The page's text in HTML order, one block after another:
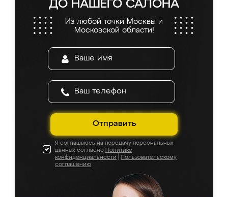
ДО НАШЕГО САЛОНА
Из любой точки Москвы и
Московской области!
Отправить
Я соглашаюсь на передачу персональных
данных согласно Политике
конфиденциальности
Пользовательскому
соглашению